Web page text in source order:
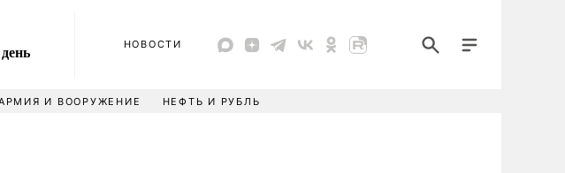
НОВОСТИ
И ВООРУЖЕНИЕ НЕФТЬ И РУБЛЬ